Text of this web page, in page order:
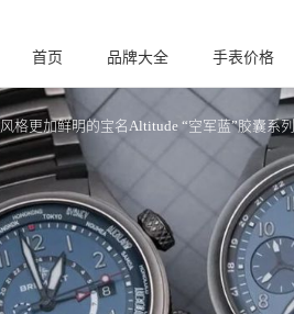
腕
首页 品牌大全 手表价格
风格更加鲜明的宝名Altitude “空军蓝”胶囊系列